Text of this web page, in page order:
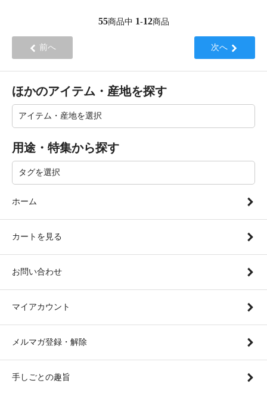
55商品中 1-12商品
前へ 次へ
ほかのアイテム・産地を探す
用途・特集から探す
ホーム
カートを見る
お問い合わせ
マイアカウント
メルマガ登録・解除
手しごとの趣旨